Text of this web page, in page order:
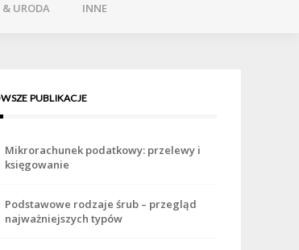
& URODA INNE
PUBLIKACJE
Mikrorachunek podatkowy: przelewy i
księgowanie
Podstawowe rodzaje śrub – przegląd
najważniejszych typów